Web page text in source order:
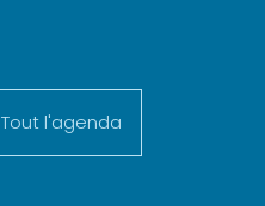
Tout l'agenda